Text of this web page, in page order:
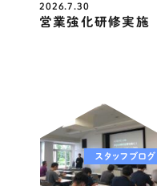
2026.7.30
営業強化研修実施
スタッフブログ